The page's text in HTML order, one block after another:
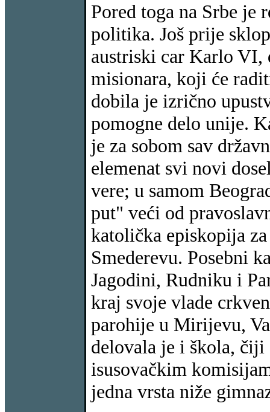
Pored toga na Srbe je
politika. Još prije
austriski car Karlo VI,
misionara, koji će
dobila je izrično
pomogne delo unije.
je za sobom sav
elemenat svi novi
vere; u samom
put" veći od
katolička episkopija
Smederevu. Posebni
Jagodini, Rudniku i
kraj svoje vlade
parohije u Mirijevu,
delovala je i škola,
isusovačkim
jedna vrsta niže